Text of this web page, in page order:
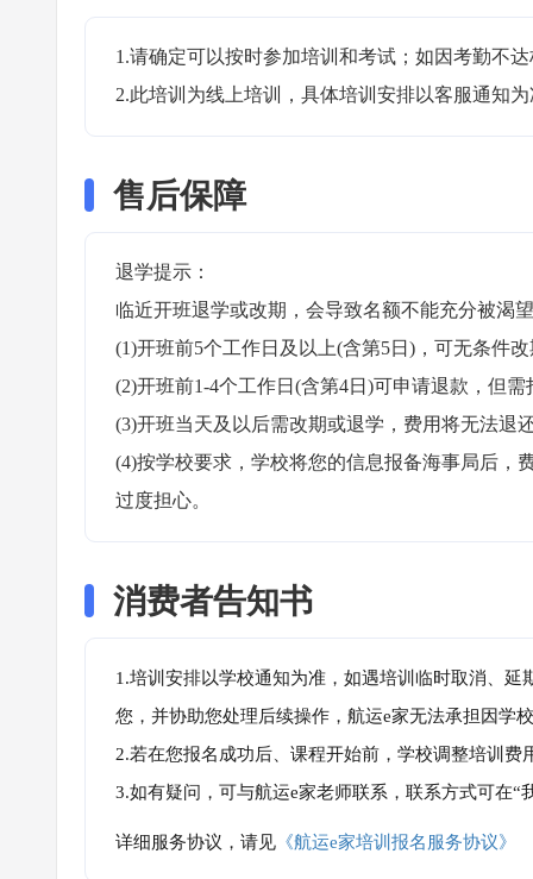
1.请确定可以按时参加培训和考试；如因考勤不
2.此培训为线上培训，具体培训安排以客服通知
售后保障
退学提示：
临近开班退学或改期，会导致名额不能充分被渴
(1)开班前5个工作日及以上(含第5日)，可无条件
(2)开班前1-4个工作日(含第4日)可申请退款，但
(3)开班当天及以后需改期或退学，费用将无法退
(4)按学校要求，学校将您的信息报备海事局后，
过度担心。
消费者告知书
1.培训安排以学校通知为准，如遇培训临时取消、
您，并协助您处理后续操作，航运e家无法承担因学
2.若在您报名成功后、课程开始前，学校调整培训
3.如有疑问，可与航运e家老师联系，联系方式可在
详细服务协议，请见 《航运e家培训报名服务协议》